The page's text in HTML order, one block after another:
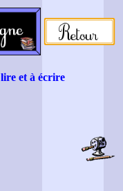
et à écrire